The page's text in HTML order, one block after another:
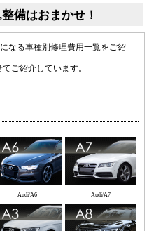
備はおまかせ！
なる車種別修理費用一覧をご紹
ご紹介しています。
Audi/A6 Audi/A7